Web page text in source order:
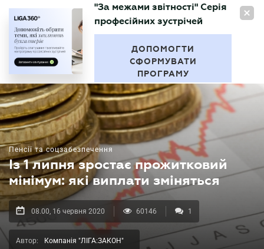
UA
БУХГАЛТЕР
"За межами звітності" Серія
професійних зустрічей
ДОПОМОГТИ
СФОРМУВАТИ
ПРОГРАМУ
Пенсії та соцзабезпечення
Із 1 липня зростає прожитковий
мінімум: які виплати зміняться
08.00, 16 червня 2020 60146 1
Автор: Компанія "ЛІГА:ЗАКОН"